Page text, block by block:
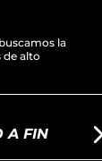
la
de alto
A FIN